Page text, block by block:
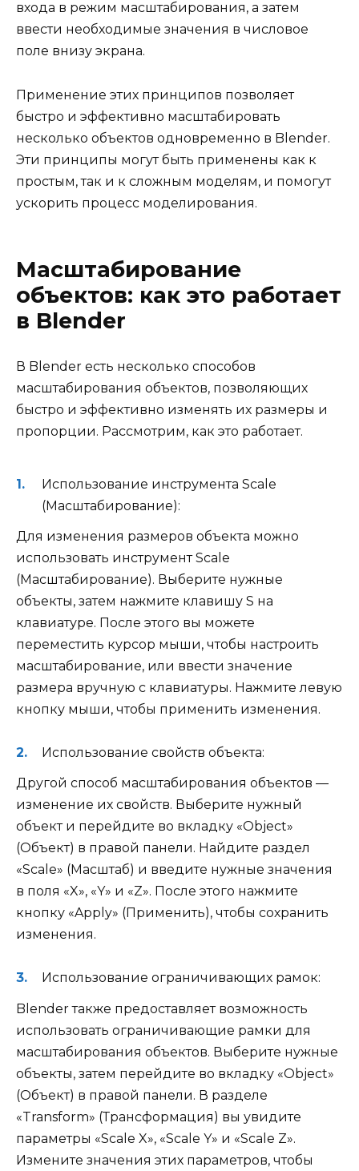
входа в режим масштабирования, а затем
ввести необходимые значения в числовое
поле внизу экрана.
Применение этих принципов позволяет
быстро и эффективно масштабировать
несколько объектов одновременно в Blender.
Эти принципы могут быть применены как к
простым, так и к сложным моделям, и помогут
ускорить процесс моделирования.
Масштабирование
объектов: как это работает
в Blender
В Blender есть несколько способов
масштабирования объектов, позволяющих
быстро и эффективно изменять их размеры и
пропорции. Рассмотрим, как это работает.
Использование инструмента Scale
(Масштабирование):
Для изменения размеров объекта можно
использовать инструмент Scale
(Масштабирование). Выберите нужные
объекты, затем нажмите клавишу S на
клавиатуре. После этого вы можете
переместить курсор мыши, чтобы настроить
масштабирование, или ввести значение
размера вручную с клавиатуры. Нажмите левую
кнопку мыши, чтобы применить изменения.
Использование свойств объекта:
Другой способ масштабирования объектов —
изменение их свойств. Выберите нужный
объект и перейдите во вкладку «Object»
(Объект) в правой панели. Найдите раздел
«Scale» (Масштаб) и введите нужные значения
в поля «X», «Y» и «Z». После этого нажмите
кнопку «Apply» (Применить), чтобы сохранить
изменения.
Использование ограничивающих рамок:
Blender также предоставляет возможность
использовать ограничивающие рамки для
масштабирования объектов. Выберите нужные
объекты, затем перейдите во вкладку «Object»
(Объект) в правой панели. В разделе
«Transform» (Трансформация) вы увидите
параметры «Scale X», «Scale Y» и «Scale Z».
Измените значения этих параметров, чтобы